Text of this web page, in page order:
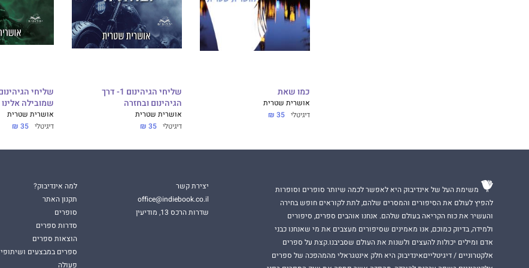
כמו שאת
אושרית שטרית
דיגיטלי 35 ₪
שליחי הגיהינום 1- דרך
הגיהינום ובחזרה
אושרית שטרית
דיגיטלי 35 ₪
שמובילה אלינו
אושרית שטרית
דיגיטלי 35 ₪
משימת העל של אינדיבוק היא לאפשר לכמה שיותר סופרים וסופרות
להפיץ לעולם את הסיפורים והמסרים שלהם, לתת לקוראים חופש בחירה
והעשיר את כוח הקריאה בעולם שלהם. אנחנו אוהבים ספרים, סיפורים
ולמידה, בדיוק כמוכם, אנו מאמינים שסיפורים מעצבים את מי שאנחנו כבני
אדם ומילים יכולות להעצים ולשנות את העולם שסביבנו.קצת על ספרים
אלקטרוניים / דיגיטלייםאינדיבוק היא חלק אינטגראלי מהמהפכה של ספרים
יצירת קשר
office@indiebook.co.il
שדרות הרכס 13, מודיעין
למה אינדיבוק?
תקנון האתר
סופרים
סדרות ספרים
הוצאות ספרים
ספרים במבצעים ושיתופי
פעולה